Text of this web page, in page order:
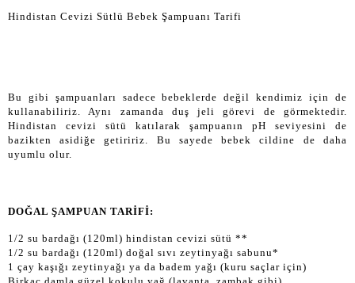
Hindistan Cevizi Sütlü Bebek Şampuanı Tarifi
Bu gibi şampuanları sadece bebeklerde değil kendimiz için de
kullanabiliriz. Aynı zamanda duş jeli görevi de görmektedir.
Hindistan cevizi sütü katılarak şampuanın pH seviyesini de
bazikten asidiğe getiririz. Bu sayede bebek cildine de daha
uyumlu olur.
DOĞAL ŞAMPUAN TARİFİ:
1/2 su bardağı (120ml) hindistan cevizi sütü **
1/2 su bardağı (120ml) doğal sıvı zeytinyağı sabunu*
1 çay kaşığı zeytinyağı ya da badem yağı (kuru saçlar için)